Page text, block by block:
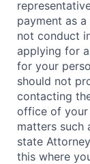
payment as
not conduct
applying for
for your
should not
contacting
office of your
matters such
state
this where